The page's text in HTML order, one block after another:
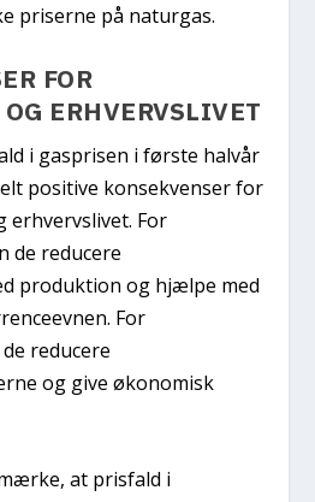
priserne på naturgas.
FOR
OG ERHVERVSLIVET
i gasprisen i første halvår
positive konsekvenser for
erhvervslivet. For
de reducere
produktion og hjælpe med
For
reducere
og give økonomisk
at prisfald i